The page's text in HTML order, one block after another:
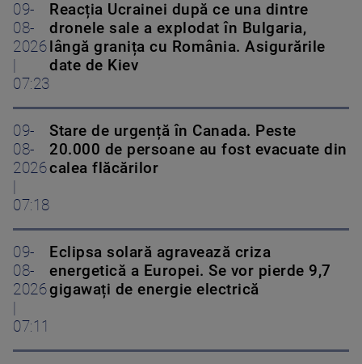
09-
08-
2026
07:23
Reacția Ucrainei după ce una dintre
dronele sale a explodat în Bulgaria,
lângă granița cu România. Asigurările
date de Kiev
09-
08-
2026
07:18
Stare de urgență în Canada. Peste
20.000 de persoane au fost evacuate din
calea flăcărilor
09-
08-
2026
07:11
Eclipsa solară agravează criza
energetică a Europei. Se vor pierde 9,7
gigawați de energie electrică